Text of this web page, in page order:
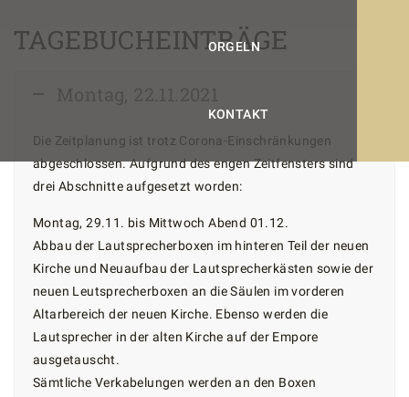
ORGELN
KONTAKT
TAGEBUCHEINTRÄGE
Die Zeitplanung ist trotz Corona-Einschränkungen
abgeschlossen. Aufgrund des engen Zeitfensters sind
drei Abschnitte aufgesetzt worden:
Montag, 29.11. bis Mittwoch Abend 01.12.
Abbau der Lautsprecherboxen im hinteren Teil der neuen
Kirche und Neuaufbau der Lautsprecherkästen sowie der
neuen Leutsprecherboxen an die Säulen im vorderen
Altarbereich der neuen Kirche. Ebenso werden die
Lautsprecher in der alten Kirche auf der Empore
ausgetauscht.
Sämtliche Verkabelungen werden an den Boxen